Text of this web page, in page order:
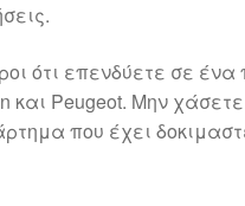
ότι επενδύετε σε
και Peugeot. Μην
που έχει